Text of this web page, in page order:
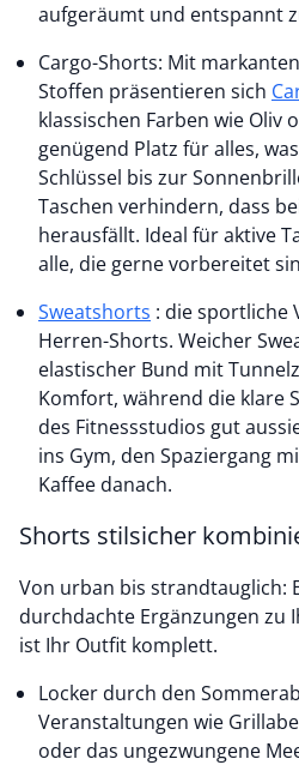
aufgeräumt und entspannt
Cargo-Shorts: Mit
Stoffen präsentieren sich
klassischen Farben wie Oliv
genügend Platz für alles,
Schlüssel bis zur
Taschen verhindern, dass
herausfällt. Ideal für aktive
alle, die gerne vorbereitet
Sweatshorts : die sportliche
Herren-Shorts. Weicher
elastischer Bund mit
Komfort, während die klare
des Fitnessstudios gut
ins Gym, den Spaziergang
Kaffee danach.
Shorts stilsicher
Von urban bis strandtauglich:
durchdachte Ergänzungen zu
ist Ihr Outfit komplett.
Locker durch den
Veranstaltungen wie
oder das ungezwungene